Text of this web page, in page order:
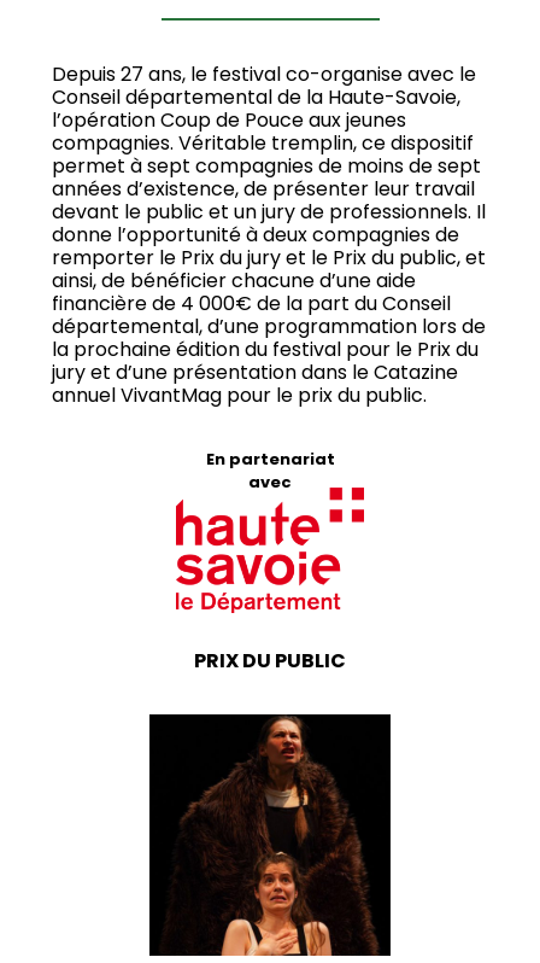
Depuis 27 ans, le festival co-organise avec le
Conseil départemental de la Haute-Savoie,
l’opération Coup de Pouce aux jeunes
compagnies. Véritable tremplin, ce dispositif
permet à sept compagnies de moins de sept
années d’existence, de présenter leur travail
devant le public et un jury de professionnels. Il
donne l’opportunité à deux compagnies de
remporter le Prix du jury et le Prix du public, et
ainsi, de bénéficier chacune d’une aide
financière de 4 000€ de la part du Conseil
départemental, d’une programmation lors de
la prochaine édition du festival pour le Prix du
jury et d’une présentation dans le Catazine
annuel VivantMag pour le prix du public.
En partenariat
avec
PRIX DU PUBLIC